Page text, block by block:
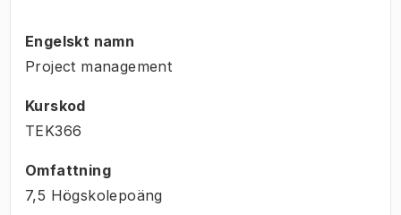
Engelskt namn
Project management
Kurskod
TEK366
Omfattning
7,5 Högskolepoäng